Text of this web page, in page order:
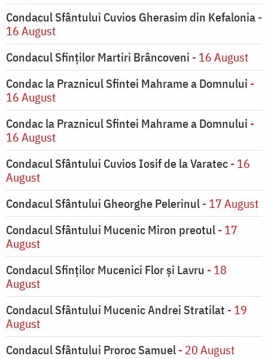
Condacul Sfântului Cuvios Gherasim din Kefalonia-
16 August
Condacul Sfinților Martiri Brâncoveni - 16 August
Condac la Praznicul Sfintei Mahrame a Domnului -
16 August
Condac la Praznicul Sfintei Mahrame a Domnului -
16 August
Condacul Sfântului Cuvios Iosif de la Varatec- 16
August
Condacul Sfântului Gheorghe Pelerinul- 17 August
Condacul Sfântului Mucenic Miron preotul- 17
August
Condacul Sfinţilor Mucenici Flor şi Lavru - 18
August
Condacul Sfântului Mucenic Andrei Stratilat - 19
August
Condacul Sfântului Proroc Samuel- 20 August